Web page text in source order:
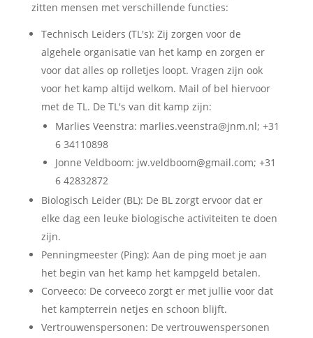
zitten mensen met verschillende functies:
Technisch Leiders (TL's): Zij zorgen voor de
algehele organisatie van het kamp en zorgen er
voor dat alles op rolletjes loopt. Vragen zijn ook
voor het kamp altijd welkom. Mail of bel hiervoor
met de TL. De TL's van dit kamp zijn:
Marlies Veenstra: marlies.veenstra@jnm.nl; +31
6 34110898
Jonne Veldboom: jw.veldboom@gmail.com; +31
6 42832872
Biologisch Leider (BL): De BL zorgt ervoor dat er
elke dag een leuke biologische activiteiten te doen
zijn.
Penningmeester (Ping): Aan de ping moet je aan
het begin van het kamp het kampgeld betalen.
Corveeco: De corveeco zorgt er met jullie voor dat
het kampterrein netjes en schoon blijft.
Vertrouwenspersonen: De vertrouwenspersonen